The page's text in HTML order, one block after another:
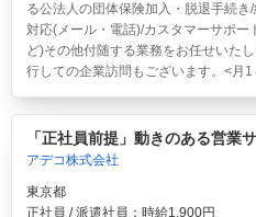
る公法人の団体保険加入・脱退手続
対応(メール・電話)/カスタマーサポ
ど)その他付随する業務をお任せいた
行しての企業訪問もございます。<月1
「正社員前提」動きのある営業
アデコ株式会社
東京都
正社員 / 派遣社員：時給1,900円